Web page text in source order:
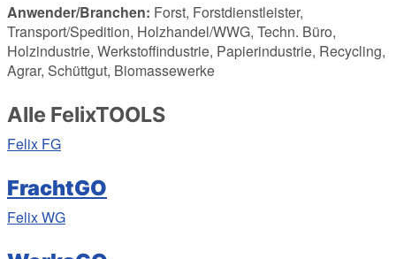
Anwender/Branchen: Forst, Forstdienstleister,
Transport/Spedition, Holzhandel/WWG, Techn. Büro,
Holzindustrie, Werkstoffindustrie, Papierindustrie, Recycling,
Agrar, Schüttgut, Biomassewerke
Alle FelixTOOLS
Felix FG
FrachtGO
FelixWG